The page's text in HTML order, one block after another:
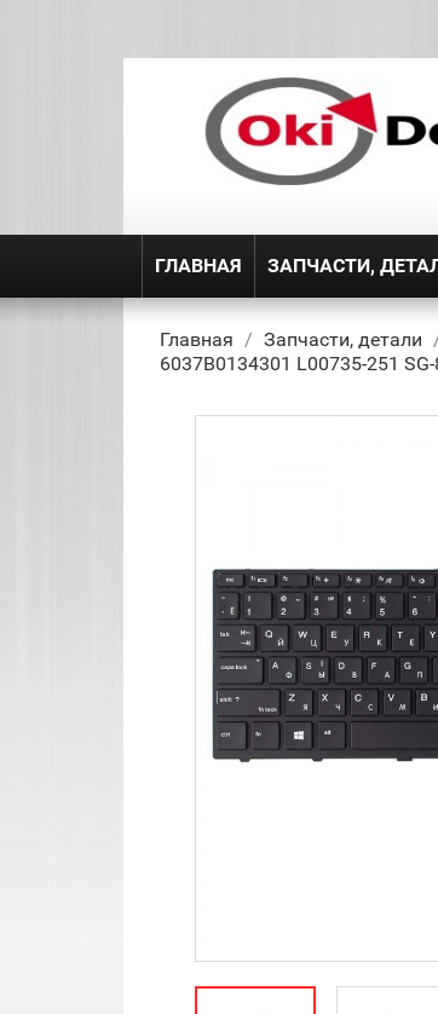
ГЛАВНАЯ ЗАПЧАСТИ,
Главная Запчасти, детали
6037B0134301 L00735-251